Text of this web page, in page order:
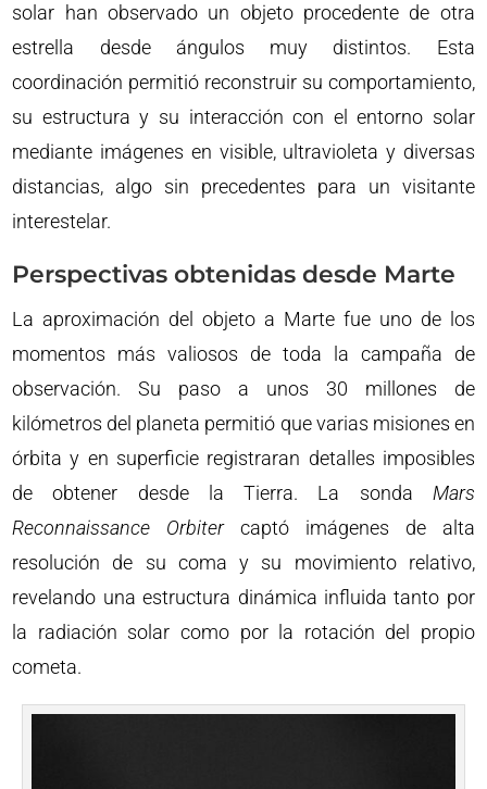
solar han observado un objeto procedente de otra
estrella desde ángulos muy distintos. Esta
coordinación permitió reconstruir su comportamiento,
su estructura y su interacción con el entorno solar
mediante imágenes en visible, ultravioleta y diversas
distancias, algo sin precedentes para un visitante
interestelar.
Perspectivas obtenidas desde Marte
La aproximación del objeto a Marte fue uno de los
momentos más valiosos de toda la campaña de
observación. Su paso a unos 30 millones de
kilómetros del planeta permitió que varias misiones en
órbita y en superficie registraran detalles imposibles
de obtener desde la Tierra. La sonda Mars
Reconnaissance Orbitercaptó imágenes de alta
resolución de su coma y su movimiento relativo,
revelando una estructura dinámica influida tanto por
la radiación solar como por la rotación del propio
cometa.